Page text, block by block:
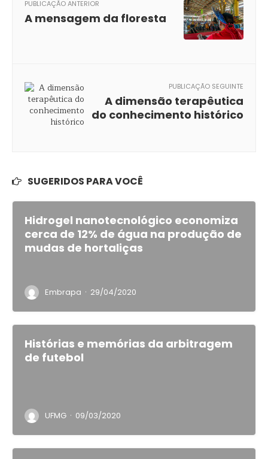
PUBLICAÇÃO ANTERIOR
A mensagem da floresta
PUBLICAÇÃO SEGUINTE
A dimensão terapêutica
do conhecimento histórico
SUGERIDOS PARA VOCÊ
Hidrogel nanotecnológico economiza
cerca de 12% de água na produção de
mudas de hortaliças
Embrapa · 29/04/2020
Histórias e memórias da arbitragem
de futebol
UFMG · 09/03/2020